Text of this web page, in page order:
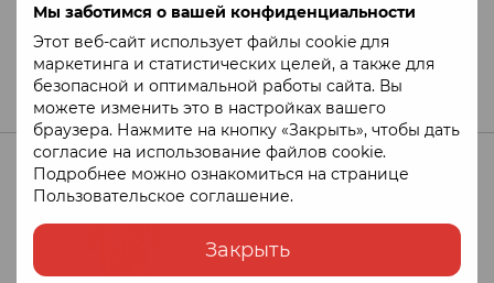
Мы заботимся о вашей конфиденциальности
Этот веб-сайт использует файлы cookie для
маркетинга и статистических целей, а также для
безопасной и оптимальной работы сайта. Вы
можете изменить это в настройках вашего
браузера. Нажмите на кнопку «Закрыть», чтобы дать
согласие на использование файлов cookie.
Подробнее можно ознакомиться на странице
Пользовательское соглашение.
Закрыть
Артикул: 9767(XL)
Летний мужской
тактический спортивный
костюм FitPro Zip Койот
4 980 грн
Артикул: 9761(M)
Летний мужской
тактический спортивный
костюм FitPro Zip Графит
Camotec
4 980 грн